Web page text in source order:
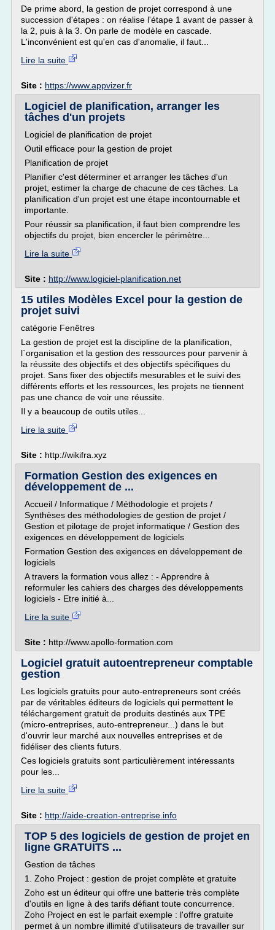
De prime abord, la gestion de projet correspond à une
succession d'étapes : on réalise l'étape 1 avant de passer à
la 2, puis à la 3. On parle de modèle en cascade.
L'inconvénient est qu'en cas d'anomalie, il faut...
Lire la suite
Site : https://www.appvizer.fr
Logiciel de planification, arranger les
tâches d'un projets
Logiciel de planification de projet
Outil efficace pour la gestion de projet
Planification de projet
Planifier c'est déterminer et arranger les tâches d'un
projet, estimer la charge de chacune de ces tâches. La
planification d'un projet est une étape incontournable et
importante.
Pour réussir sa planification, il faut bien comprendre les
objectifs du projet, bien encercler le périmètre...
Lire la suite
Site : http://www.logiciel-planification.net
15 utiles Modèles Excel pour la gestion de
projet suivi
catégorie Fenêtres
La gestion de projet est la discipline de la planification,
l`organisation et la gestion des ressources pour parvenir à
la réussite des objectifs et des objectifs spécifiques du
projet. Sans fixer des objectifs mesurables et le suivi des
différents efforts et les ressources, les projets ne tiennent
pas une chance de voir une réussite.
Il y a beaucoup de outils utiles...
Lire la suite
Site : http://wikifra.xyz
Formation Gestion des exigences en
développement de ...
Accueil / Informatique / Méthodologie et projets /
Synthèses des méthodologies de gestion de projet /
Gestion et pilotage de projet informatique / Gestion des
exigences en développement de logiciels
Formation Gestion des exigences en développement de
logiciels
A travers la formation vous allez : - Apprendre à
reformuler les cahiers des charges des développements
logiciels - Etre initié à...
Lire la suite
Site : http://www.apollo-formation.com
Logiciel gratuit autoentrepreneur comptable
gestion
Les logiciels gratuits pour auto-entrepreneurs sont créés
par de véritables éditeurs de logiciels qui permettent le
téléchargement gratuit de produits destinés aux TPE
(micro-entreprises, auto-entrepreneur...) dans le but
d'ouvrir leur marché aux nouvelles entreprises et de
fidéliser des clients futurs.
Ces logiciels gratuits sont particulièrement intéressants
pour les...
Lire la suite
Site : http://aide-creation-entreprise.info
TOP 5 des logiciels de gestion de projet en
ligne GRATUITS ...
Gestion de tâches
1. Zoho Project : gestion de projet complète et gratuite
Zoho est un éditeur qui offre une batterie très complète
d'outils en ligne à des tarifs défiant toute concurrence.
Zoho Project en est le parfait exemple : l'offre gratuite
permet à un nombre illimité d'utilisateurs de travailler sur